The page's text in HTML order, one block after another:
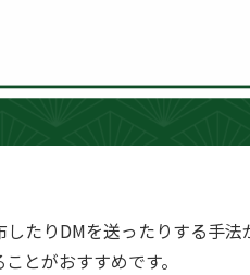
たりDMを送ったりする手
とがおすすめです。